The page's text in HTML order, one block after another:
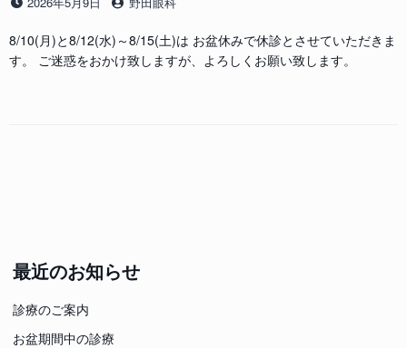
日
者
8/10(月)と8/12(水)～8/15(土)は お盆休みで休診とさせていただきま
す。 ご迷惑をおかけ致しますが、よろしくお願い致します。
最近のお知らせ
診療のご案内
お盆期間中の診療